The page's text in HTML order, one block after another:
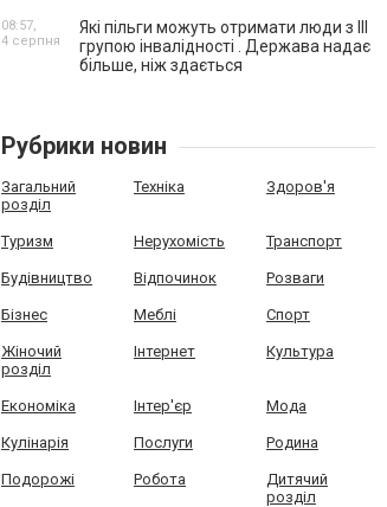
Які пільги можуть отримати люди з III
групою інвалідності . Держава надає
більше, ніж здається
08:57,
4 серпня
Рубрики новин
Загальний
розділ
Техніка Здоров'я
Туризм Нерухомість Транспорт
Будівництво Відпочинок Розваги
Бізнес Меблі Спорт
Жіночий
розділ
Інтернет Культура
Економіка Інтер'єр Мода
Кулінарія Послуги Родина
Подорожі Робота
Дитячий
розділ